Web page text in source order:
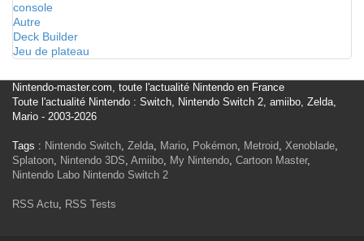
console
Autre
Deck Builder
Jeu de plateau
Nintendo-master.com, toute l'actualité Nintendo en France
Toute l'actualité Nintendo : Switch, Nintendo Switch 2, amiibo, Zelda,
Mario - 2003-2026
Tags : Nintendo Switch, Zelda, Mario, Pokémon, Metroid, Xenoblade,
Splatoon, Nintendo 3DS, Amiibo, My Nintendo, Cartoon Master,
Nintendo Labo Nintendo Switch 2
RSS Actu, RSS Tests